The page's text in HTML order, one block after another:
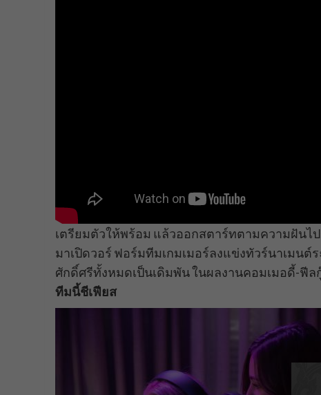
เตรียมตัวให้พร้อม แล้วออกสตาร์ทตามความฝันไ
มาเปิดวอร์ ฟอร์มทีมเกมเมอร์ลงแข่งทัวร์นาเมนต์
ศักดิ์ศรีทั้งหมดเป็นเดิมพัน ในผลงานคอมเมอดี้-ฟีล
ทีมนี้ชีเฟียส